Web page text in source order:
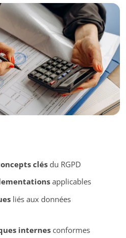
clésdu RGPD
applicables
liés aux données
internesconformes